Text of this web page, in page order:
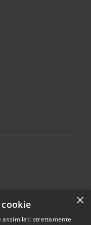
×
assimilati strettamente